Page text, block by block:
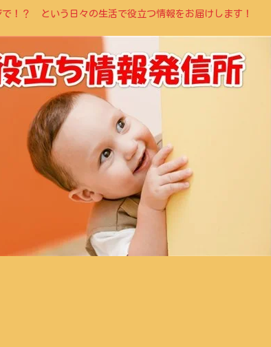
で！？ という日々の生活で役立つ情報をお届けします！